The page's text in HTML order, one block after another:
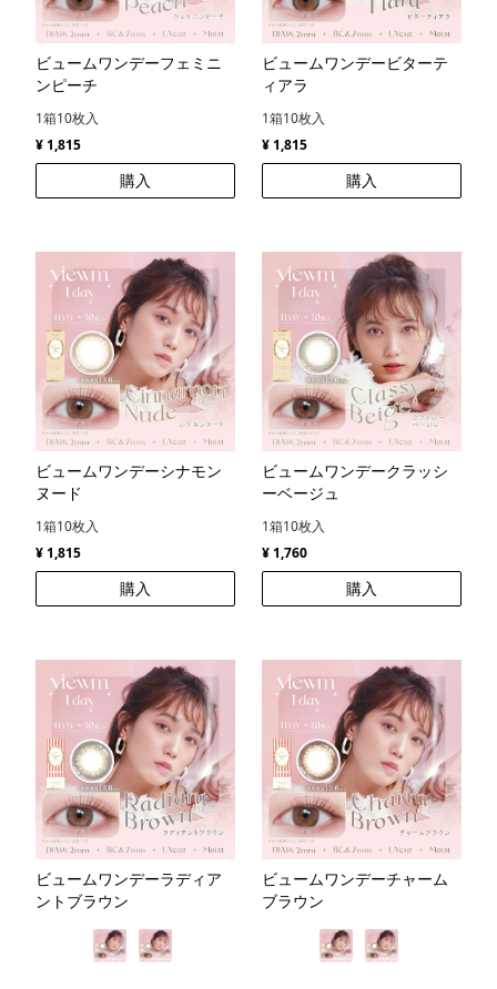
ビュームワンデーフェミニ
ンピーチ
1箱10枚入
¥ 1,815
購入
ビュームワンデービターテ
ィアラ
1箱10枚入
¥ 1,815
購入
ビュームワンデーシナモン
ヌード
1箱10枚入
¥ 1,815
購入
ビュームワンデークラッシ
ーベージュ
1箱10枚入
¥ 1,760
購入
ビュームワンデーラディア
ントブラウン
ビュームワンデーチャーム
ブラウン